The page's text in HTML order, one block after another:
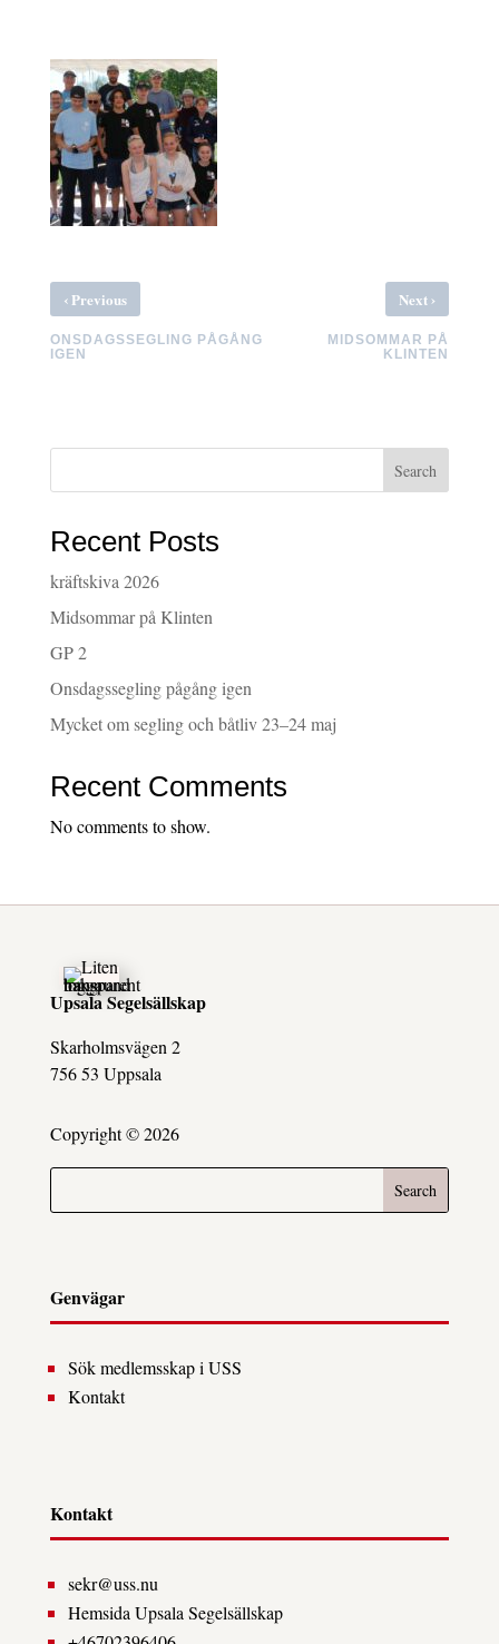
‹Previous
ONSDAGSSEGLING PÅGÅNG
IGEN
Next›
MIDSOMMAR PÅ
KLINTEN
Search
Recent Posts
kräftskiva 2026
Midsommar på Klinten
GP 2
Onsdagssegling pågång igen
Mycket om segling och båtliv 23–24 maj
Recent Comments
No comments to show.
Upsala Segelsällskap
Skarholmsvägen 2
756 53 Uppsala
Copyright © 2026
Genvägar
Sök medlemsskap i USS
Kontakt
Kontakt
sekr@uss.nu
Hemsida Upsala Segelsällskap